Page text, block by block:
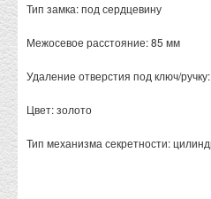
Тип замка: под сердцевину
Межосевое расстояние: 85 мм
Удаление отверстия под ключ/
Цвет: золото
Тип механизма секретности: